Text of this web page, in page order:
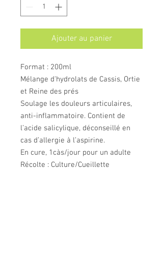
Ajouter au panier
Format : 200ml
Mélange d'hydrolats de Cassis, Ortie
et Reine des prés
Soulage les douleurs articulaires,
anti-inflammatoire. Contient de
l’acide salicylique, déconseillé en
cas d’allergie à l’aspirine.
En cure, 1càs/jour pour un adulte
Récolte : Culture/Cueillette